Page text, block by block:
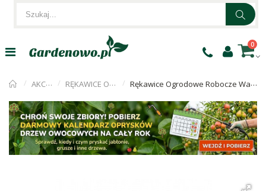
0
AKCESORIA RĘKAWICE OGRODNICZE Rękawice Ogrodowe Robocze Wampirki Czerwone r. XL